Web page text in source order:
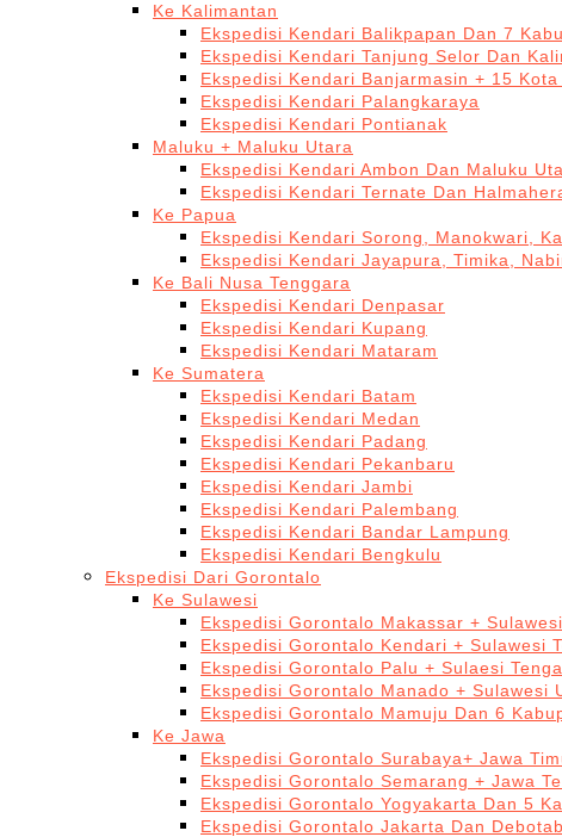
Ke Kalimantan
Ekspedisi Kendari Balikpapan Dan 7
Ekspedisi Kendari Tanjung Selor Dan
Ekspedisi Kendari Banjarmasin + 15
Ekspedisi Kendari Palangkaraya
Ekspedisi Kendari Pontianak
Maluku + Maluku Utara
Ekspedisi Kendari Ambon Dan Maluku
Ekspedisi Kendari Ternate Dan
Ke Papua
Ekspedisi Kendari Sorong, Manokwari,
Ekspedisi Kendari Jayapura, Timika,
Ke Bali Nusa Tenggara
Ekspedisi Kendari Denpasar
Ekspedisi Kendari Kupang
Ekspedisi Kendari Mataram
Ke Sumatera
Ekspedisi Kendari Batam
Ekspedisi Kendari Medan
Ekspedisi Kendari Padang
Ekspedisi Kendari Pekanbaru
Ekspedisi Kendari Jambi
Ekspedisi Kendari Palembang
Ekspedisi Kendari Bandar Lampung
Ekspedisi Kendari Bengkulu
Ekspedisi Dari Gorontalo
Ke Sulawesi
Ekspedisi Gorontalo Makassar +
Ekspedisi Gorontalo Kendari + Sulawesi
Ekspedisi Gorontalo Palu + Sulaesi
Ekspedisi Gorontalo Manado + Sulawesi
Ekspedisi Gorontalo Mamuju Dan 6
Ke Jawa
Ekspedisi Gorontalo Surabaya+ Jawa
Ekspedisi Gorontalo Semarang + Jawa
Ekspedisi Gorontalo Yogyakarta Dan 5
Ekspedisi Gorontalo Jakarta Dan